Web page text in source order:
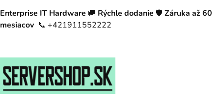
Enterprise IT Hardware 🚚 Rýchle dodanie 🛡️ Záruka až 60
mesiacov 📞 +421911552222